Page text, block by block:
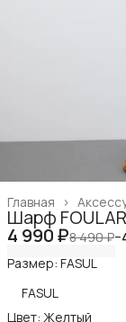
Главная ›
Шарф
4 990 ₽8 490 ₽−
Размер: FASUL
FASUL
Цвет: Желтый